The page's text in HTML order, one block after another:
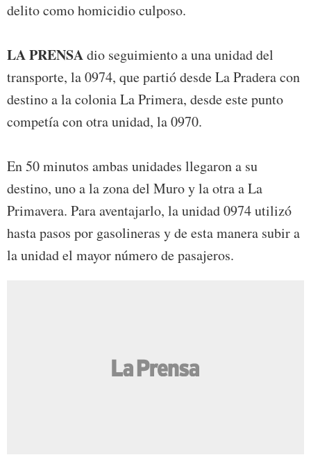
delito como homicidio culposo.
LA PRENSAdio seguimiento a una unidad del
transporte, la 0974, que partió desde La Pradera con
destino a la colonia La Primera, desde este punto
competía con otra unidad, la 0970.
En 50 minutos ambas unidades llegaron a su
destino, uno a la zona del Muro y la otra a La
Primavera. Para aventajarlo, la unidad 0974 utilizó
hasta pasos por gasolineras y de esta manera subir a
la unidad el mayor número de pasajeros.